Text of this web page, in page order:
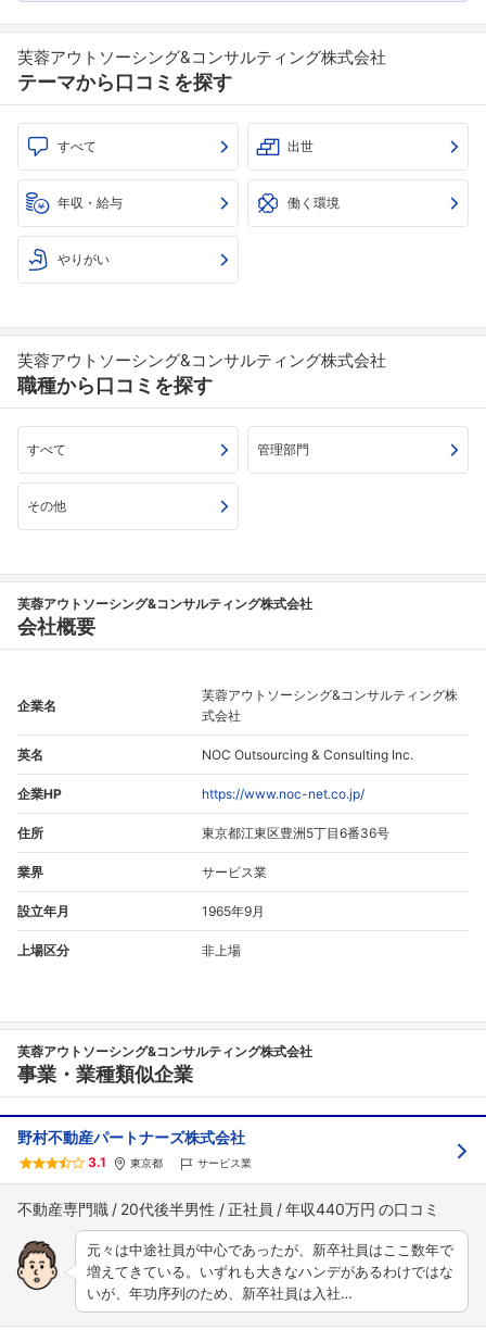
芙蓉アウトソーシング&コンサルティング株式会社
テーマから口コミを探す
すべて 出世
年収・給与 働く環境
やりがい
芙蓉アウトソーシング&コンサルティング株式会社
職種から口コミを探す
すべて 管理部門
その他
芙蓉アウトソーシング&コンサルティング株式会社
会社概要
企業名
芙蓉アウトソーシング&コンサルティング株
式会社
英名 NOC Outsourcing & Consulting Inc.
企業HP https://www.noc-net.co.jp/
住所 東京都江東区豊洲5丁目6番36号
業界 サービス業
設立年月 1965年9月
上場区分 非上場
芙蓉アウトソーシング&コンサルティング株式会社
事業・業種類似企業
野村不動産パートナーズ株式会社
3.1 東京都 サービス業
不動産専門職 20代後半男性 正社員 年収440万円
元々は中途社員が中心であったが、新卒社員はここ数年で
増えてきている。いずれも大きなハンデがあるわけではな
いが、年功序列のため、新卒社員は入社…